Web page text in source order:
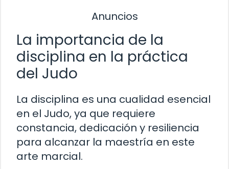
Anuncios
La importancia de la
disciplina en la práctica
del Judo
La disciplina es una cualidad esencial
en el Judo, ya que requiere
constancia, dedicación y resiliencia
para alcanzar la maestría en este
arte marcial.